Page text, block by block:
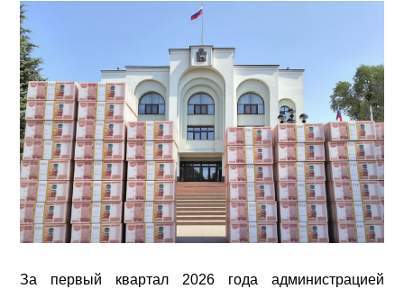
За первый квартал 2026 года администрацией